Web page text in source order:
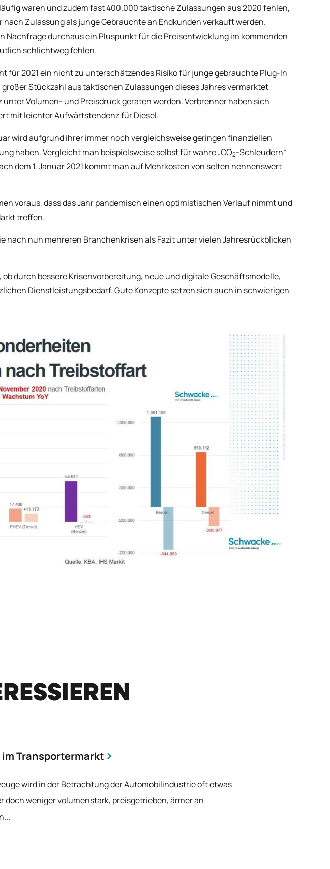
waren und zudem fast 400.000 taktische Zulassungen aus 2020 fehlen,
Zulassung als junge Gebrauchte an Endkunden verkauft werden.
Nachfrage durchaus ein Pluspunkt für die Preisentwicklung im kommenden
schlichtweg fehlen.
für 2021 ein nicht zu unterschätzendes Risiko für junge gebrauchte Plug-In
Stückzahl aus taktischen Zulassungen dieses Jahres vermarktet
Volumen- und Preisdruck geraten werden. Verbrenner haben sich
mit leichter Aufwärtstendenz für Diesel.
wird aufgrund ihrer immer noch vergleichsweise geringen finanziellen
haben. Vergleicht man beispielsweise selbst für wahre „CO2-Schleudern“
dem 1. Januar 2021 kommt man auf Mehrkosten von selten nennenswert
voraus, dass das Jahr pandemisch einen optimistischen Verlauf nimmt und
treffen.
nach nun mehreren Branchenkrisen als Fazit unter vielen Jahresrückblicken
ob durch bessere Krisenvorbereitung, neue und digitale Geschäftsmodelle,
Dienstleistungsbedarf. Gute Konzepte setzen sich auch in schwierigen
Transportermarkt
wird in der Betrachtung der Automobilindustrie oft etwas
weniger volumenstark, preisgetrieben, ärmer an